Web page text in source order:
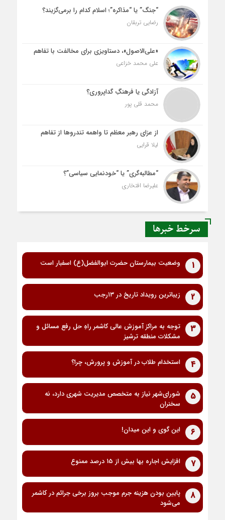
“جنگ” یا “مذاکره”؛ اسلام کدام را برمی‌گزیند؟
رضایی تربقان
«علی‌الاصول»، دستاویزی برای مخالفت با تفاهم
علی محمد خزاعی
آزادگی یا فرهنگِ گداپروری؟
محمد قلی پور
از عزای رهبر معظم تا واهمه تندروها از تفاهم
لیلا قرایی
“مطالبه‌گری” یا “خودنمایی سیاسی”؟
علیرضا افتخاری
سرخط خبرها
1 وضعیت بیمارستان حضرت ابوالفضل(ع) اسفبار است
2 زیباترین رویداد تاریخ در ۱۳رجب
3
توجه به مراکز آموزش عالی کاشمر راهِ حل رفع مسائل و
مشکلات منطقه ترشیز
4 استخدام طلاب در آموزش و پرورش، چرا؟
5
شورای‌شهر نیاز به متخصص مدیریت شهری دارد، نه
سخنران
6 این گوی و این میدان!
7 افزایش اجاره بها بیش از 15 درصد ممنوع
8
پایین بودن هزینه جرم موجب بروز برخی جرائم در کاشمر
می‌شود